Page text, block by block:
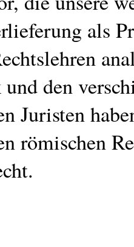
als
den
Juristen
römischen